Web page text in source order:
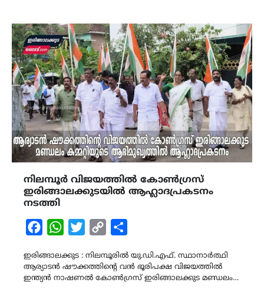
നിലമ്പൂർ വിജയത്തിൽ കോൺഗ്രസ്
ഇരിങ്ങാലക്കുടയിൽ ആഹ്ലാദപ്രകടനം
നടത്തി
FacebookWhatsAppTwitterCopy
ഇരിങ്ങാലക്കുട : നിലമ്പൂരിൽ യു.ഡി.എഫ്. സ്ഥാനാർത്ഥി
ആര്യാടൻ ഷൗക്കത്തിൻ്റെ വൻ ഭൂരിപക്ഷ വിജയത്തിൽ
ഇന്ത്യൻ നാഷണൽ കോൺഗ്രസ് ഇരിങ്ങാലക്കുട മണ്ഡലം…